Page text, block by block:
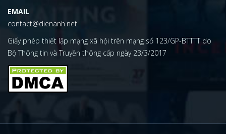
EMAIL
contact@dienanh.net
Giấy phép thiết lập mạng xã hội trên mạng số 123/GP-BTTTT do
Bộ Thông tin và Truyền thông cấp ngày 23/3/2017